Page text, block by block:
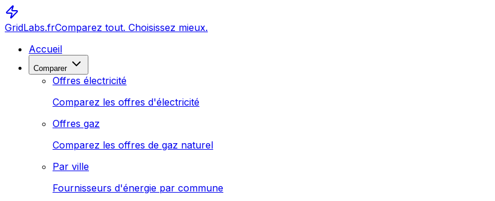
GridLabs.frComparez tout. Choisissez mieux.
Accueil
Comparer
Offres électricité
Comparez les offres d'électricité
Offres gaz
Comparez les offres de gaz naturel
Par ville
Fournisseurs d'énergie par commune